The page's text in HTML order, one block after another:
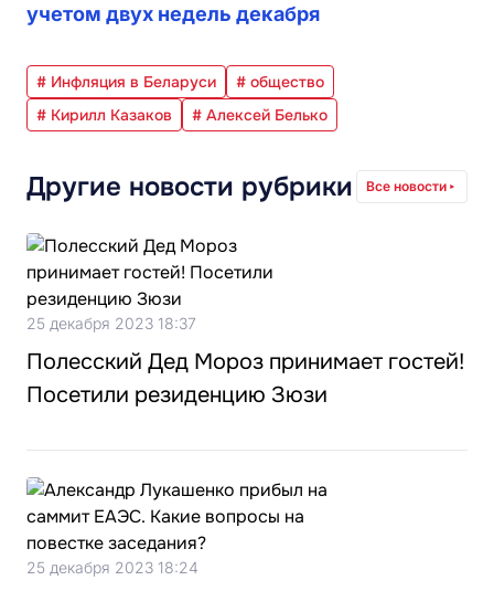
учетом двух недель декабря
# Инфляция в Беларуси
# общество
# Кирилл Казаков
# Алексей Белько
Другие новости рубрики Все новости
25 декабря 2023 18:37
Полесский Дед Мороз принимает гостей!
Посетили резиденцию Зюзи
25 декабря 2023 18:24